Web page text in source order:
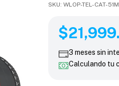
SKU: WLOP-TEL-CAT-
$21,999.00
3 meses sin
Calculando tu